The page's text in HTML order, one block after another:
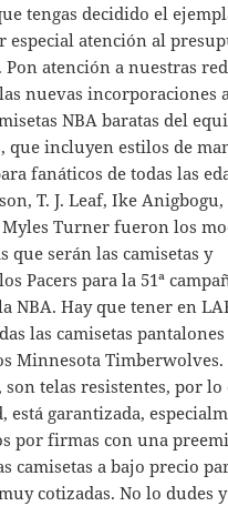
tengas decidido el
especial atención al
Pon atención a nuestras
nuevas incorporaciones
NBA baratas del
que incluyen estilos de
fanáticos de todas las
T. J. Leaf, Ike
Turner fueron los
que serán las camisetas y
Pacers para la 51ª
NBA. Hay que tener en
las camisetas
Minnesota Timberwolves.
telas resistentes, por lo
garantizada,
por firmas con una
camisetas a bajo precio
cotizadas. No lo dudes